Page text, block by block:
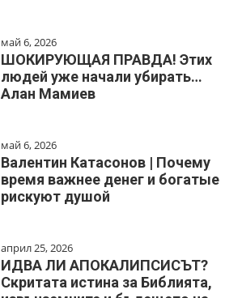
май 6, 2026
ШОКИРУЮЩАЯ ПРАВДА! Этих
людей уже начали убирать…
Алан Мамиев
май 6, 2026
Валентин Катасонов | Почему
время важнее денег и богатые
рискуют душой
април 25, 2026
ИДВА ЛИ АПОКАЛИПСИСЪТ?
Скритата истина за Библията,